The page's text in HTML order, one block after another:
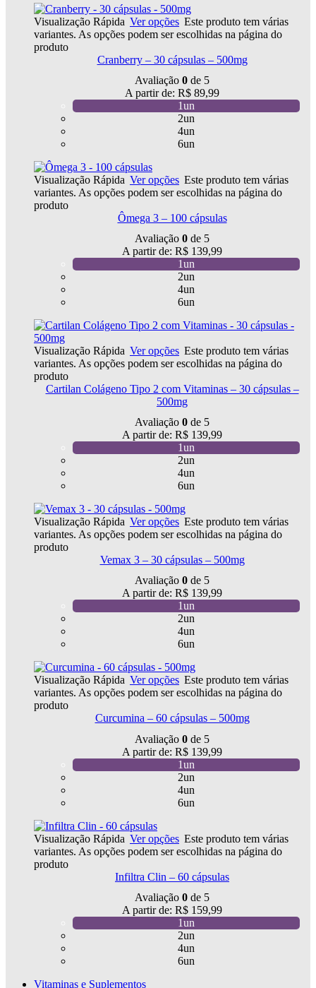
Visualização Rápida Ver opções Este produto tem várias
variantes. As opções podem ser escolhidas na página do
produto
Cranberry – 30 cápsulas – 500mg
Avaliação 0 de 5
A partir de: R$ 89,99
1un
2un
4un
6un
Visualização Rápida Ver opções Este produto tem várias
variantes. As opções podem ser escolhidas na página do
produto
Ômega 3 – 100 cápsulas
Avaliação 0 de 5
A partir de: R$ 139,99
1un
2un
4un
6un
Visualização Rápida Ver opções Este produto tem várias
variantes. As opções podem ser escolhidas na página do
produto
Cartilan Colágeno Tipo 2 com Vitaminas – 30 cápsulas –
500mg
Avaliação 0 de 5
A partir de: R$ 139,99
1un
2un
4un
6un
Visualização Rápida Ver opções Este produto tem várias
variantes. As opções podem ser escolhidas na página do
produto
Vemax 3 – 30 cápsulas – 500mg
Avaliação 0 de 5
A partir de: R$ 139,99
1un
2un
4un
6un
Visualização Rápida Ver opções Este produto tem várias
variantes. As opções podem ser escolhidas na página do
produto
Curcumina – 60 cápsulas – 500mg
Avaliação 0 de 5
A partir de: R$ 139,99
1un
2un
4un
6un
Visualização Rápida Ver opções Este produto tem várias
variantes. As opções podem ser escolhidas na página do
produto
Infiltra Clin – 60 cápsulas
Avaliação 0 de 5
A partir de: R$ 159,99
1un
2un
4un
6un
Vitaminas e Suplementos